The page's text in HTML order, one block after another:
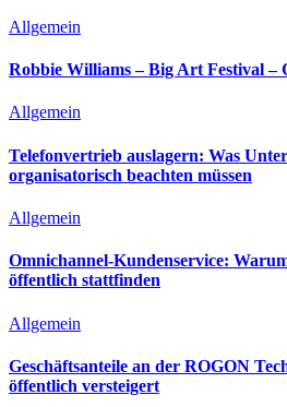
Allgemein
Robbie Williams – Big Art Festival –
Allgemein
Telefonvertrieb auslagern: Was
organisatorisch beachten müssen
Allgemein
Omnichannel-Kundenservice:
öffentlich stattfinden
Allgemein
Geschäftsanteile an der ROGON
öffentlich versteigert